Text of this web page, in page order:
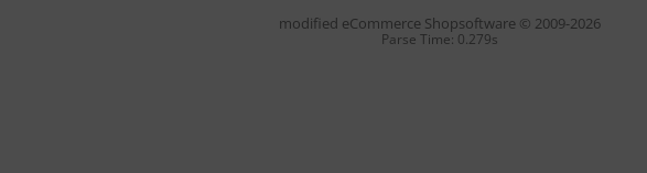
modified eCommerce Shopsoftware © 2009-2026
Parse Time: 0.279s